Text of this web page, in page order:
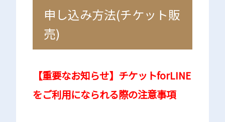
申し込み方法(チケット販
売)
【重要なお知らせ】チケットforLINE
をご利用になられる際の注意事項